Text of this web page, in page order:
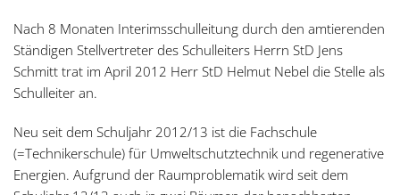
Nach 8 Monaten Interimsschulleitung durch den amtierenden
Ständigen Stellvertreter des Schulleiters Herrn StD Jens
Schmitt trat im April 2012 Herr StD Helmut Nebel die Stelle als
Schulleiter an.
Neu seit dem Schuljahr 2012/13 ist die Fachschule
(=Technikerschule) für Umweltschutztechnik und regenerative
Energien. Aufgrund der Raumproblematik wird seit dem